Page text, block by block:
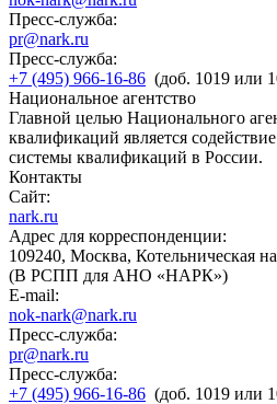
Пресс-служба:
pr@nark.ru
Пресс-служба:
+7 (495) 966-16-86 (доб. 1019 или
Национальное агентство
Главной целью Национального
квалификаций является
системы квалификаций в России.
Контакты
Сайт:
nark.ru
Адрес для корреспонденции:
109240, Москва, Котельническая
(В РСПП для АНО «НАРК»)
E-mail:
nok-nark@nark.ru
Пресс-служба:
pr@nark.ru
Пресс-служба:
+7 (495) 966-16-86 (доб. 1019 или